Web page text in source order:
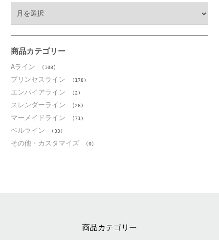
ブ
商品カテゴリー
Aライン (103)
プリンセスライン (178)
エンパイアライン (2)
スレンダーライン (26)
マーメイドライン (71)
ベルライン (33)
その他・カスタマイズ (0)
商品カテゴリー